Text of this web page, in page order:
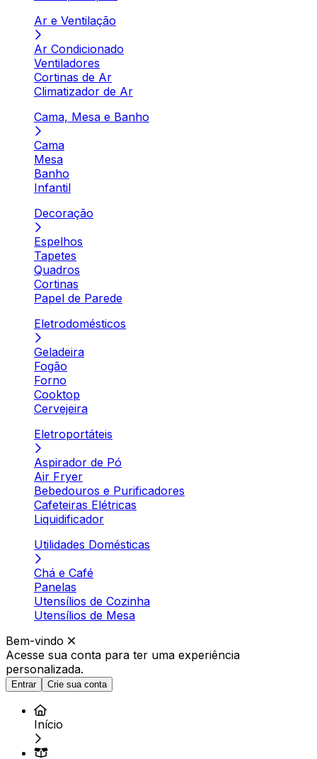
Ar e Ventilação
Ar Condicionado
Ventiladores
Cortinas de Ar
Climatizador de Ar
Cama, Mesa e Banho
Cama
Mesa
Banho
Infantil
Decoração
Espelhos
Tapetes
Quadros
Cortinas
Papel de Parede
Eletrodomésticos
Geladeira
Fogão
Forno
Cooktop
Cervejeira
Eletroportáteis
Aspirador de Pó
Air Fryer
Bebedouros e Purificadores
Cafeteiras Elétricas
Liquidificador
Utilidades Domésticas
Chá e Café
Panelas
Utensílios de Cozinha
Utensílios de Mesa
Bem-vindo
Acesse sua conta para ter uma experiência
personalizada.
Entrar Crie sua conta
Início